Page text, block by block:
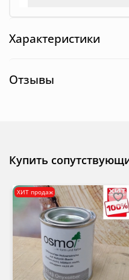
Характеристики
Отзывы
Купить
ХИТ продаж